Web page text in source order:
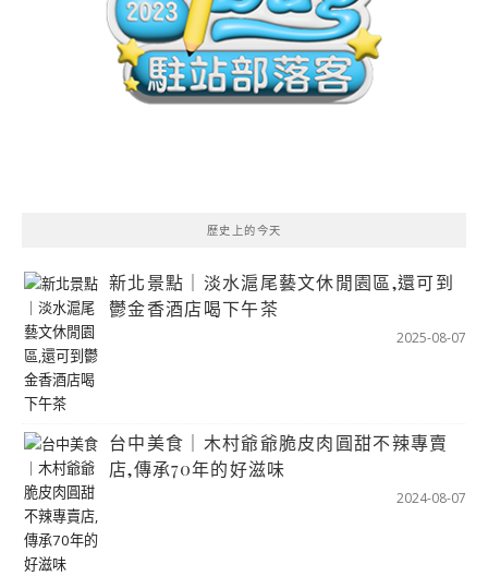
歷史上的今天
新北景點｜淡水滬尾藝文休閒園區,還可到
鬱金香酒店喝下午茶
2025-08-07
台中美食｜木村爺爺脆皮肉圓甜不辣專賣
店,傳承70年的好滋味
2024-08-07